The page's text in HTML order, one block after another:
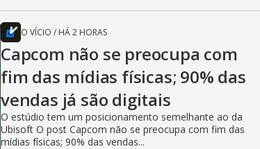
O VÍCIO / HÁ 2 HORAS
Capcom não se preocupa com
fim das mídias físicas; 90% das
vendas já são digitais
O estúdio tem um posicionamento semelhante ao da
Ubisoft O post Capcom não se preocupa com fim das
mídias físicas; 90% das vendas...